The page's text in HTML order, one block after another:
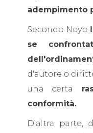
adempimento
Secondo Noyb
se
d'autore o
una certa
conformità.
D'altra parte,